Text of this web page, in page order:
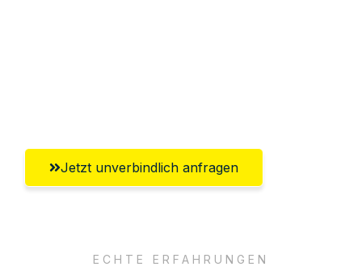
Jetzt unverbindlich anfragen
ECHTE ERFAHRUNGEN